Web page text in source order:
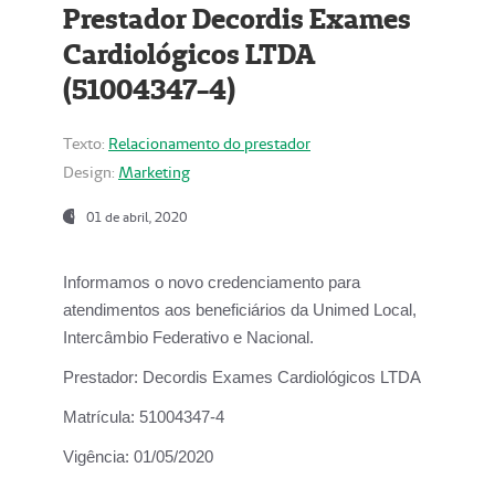
Prestador Decordis Exames
Cardiológicos LTDA
(51004347-4)
Texto: Relacionamento do prestador
Design: Marketing
01 de abril, 2020
Informamos o novo credenciamento para
atendimentos aos beneficiários da Unimed Local,
Intercâmbio Federativo e Nacional.
Prestador: Decordis Exames Cardiológicos LTDA
Matrícula: 51004347-4
Vigência: 01/05/2020